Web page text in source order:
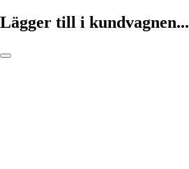
Lägger till i kundvagnen...